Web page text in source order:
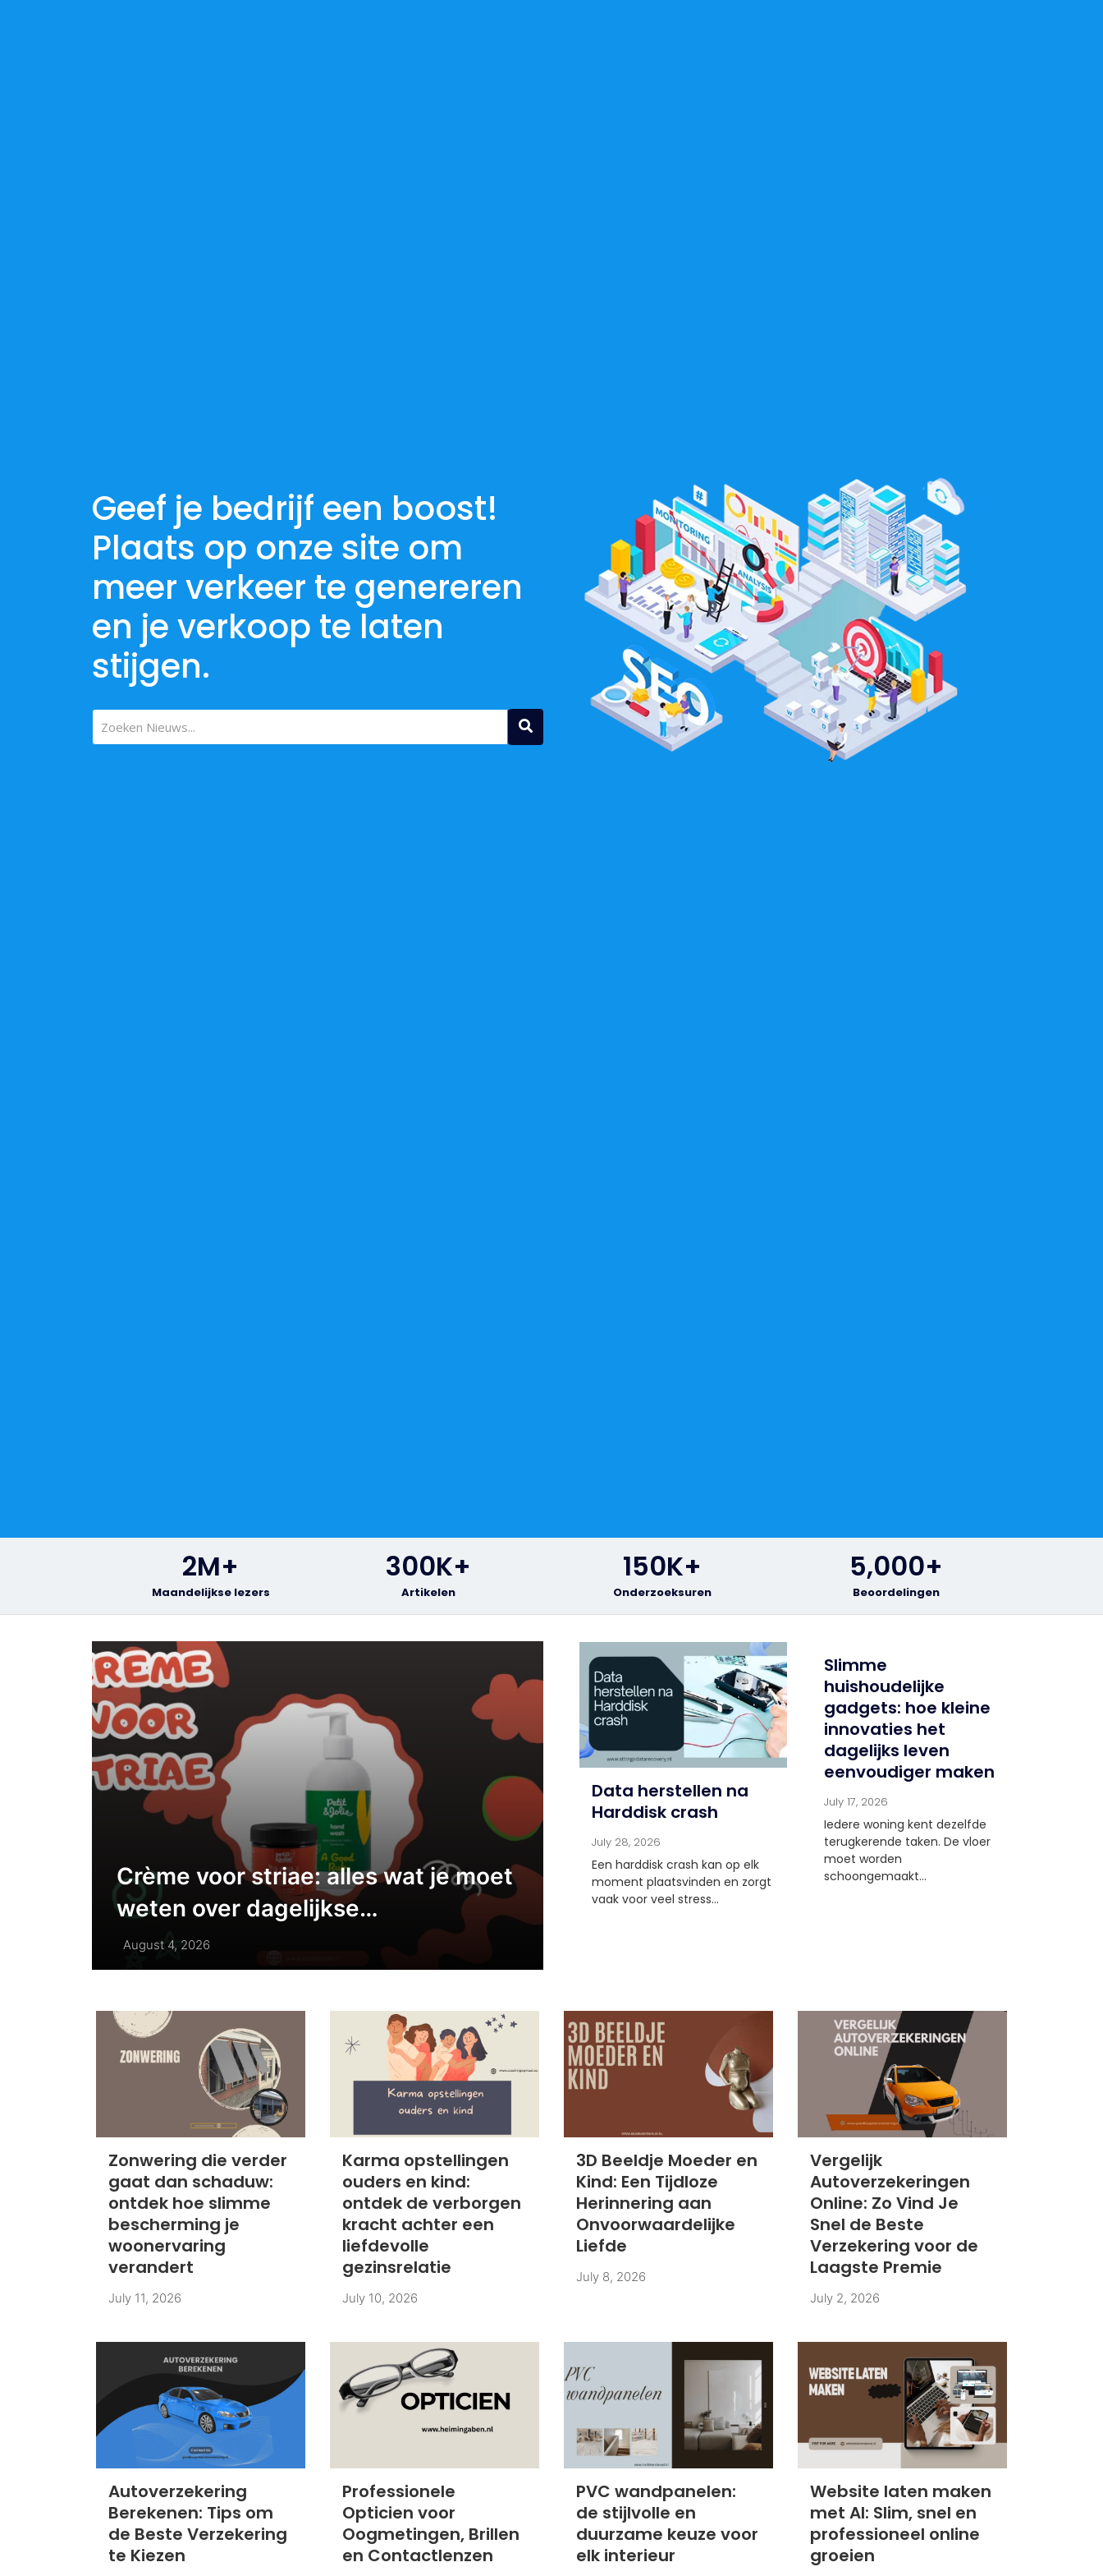
Geef je bedrijf een boost!
Plaats op onze site om
meer verkeer te genereren
en je verkoop te laten
stijgen.
Maandelijkse lezers
2M+
Artikelen
300K+
Onderzoeksuren
150K+
Beoordelingen
5,000+
Crème voor striae: alles wat je moet
weten over dagelijkse
huidverzorging
August 4, 2026
Data herstellen na
Harddisk crash
July 28, 2026
Een harddisk crash kan op elk
moment plaatsvinden en zorgt
vaak voor veel stress...
Slimme
huishoudelijke
gadgets: hoe kleine
innovaties het
dagelijks leven
eenvoudiger maken
July 17, 2026
Iedere woning kent dezelfde
terugkerende taken. De vloer
moet worden
schoongemaakt...
Zonwering die verder
gaat dan schaduw:
ontdek hoe slimme
bescherming je
woonervaring
verandert
July 11, 2026
Karma opstellingen
ouders en kind:
ontdek de verborgen
kracht achter een
liefdevolle
gezinsrelatie
July 10, 2026
3D Beeldje Moeder en
Kind: Een Tijdloze
Herinnering aan
Onvoorwaardelijke
Liefde
July 8, 2026
Vergelijk
Autoverzekeringen
Online: Zo Vind Je
Snel de Beste
Verzekering voor de
Laagste Premie
July 2, 2026
Autoverzekering
Berekenen: Tips om
de Beste Verzekering
te Kiezen
Professionele
Opticien voor
Oogmetingen, Brillen
en Contactlenzen
PVC wandpanelen:
de stijlvolle en
duurzame keuze voor
elk interieur
Website laten maken
met AI: Slim, snel en
professioneel online
groeien